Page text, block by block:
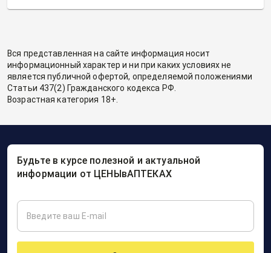
Вся представленная на сайте информация носит
информационный характер и ни при каких условиях не
является публичной офертой, определяемой положениями
Статьи 437(2) Гражданского кодекса РФ.
Возрастная категория 18+.
Будьте в курсе полезной и актуальной
информации от ЦЕНЫвАПТЕКАХ